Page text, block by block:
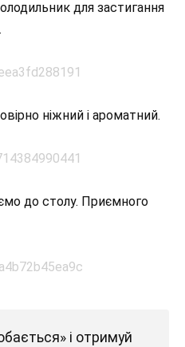
для застигання
ніжний і ароматний.
до столу. Приємного
і отримуй